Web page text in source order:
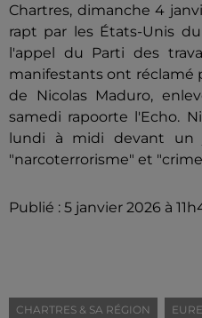
Chartres, dimanche 4
rapt par les États-Unis
l'appel du Parti des
manifestants ont réclamé
de Nicolas Maduro,
samedi rapoorte l'Echo.
lundi à midi devant un
"narcoterrorisme" et
Publié : 5 janvier 2026 à
CHARTRES & SA RÉGION